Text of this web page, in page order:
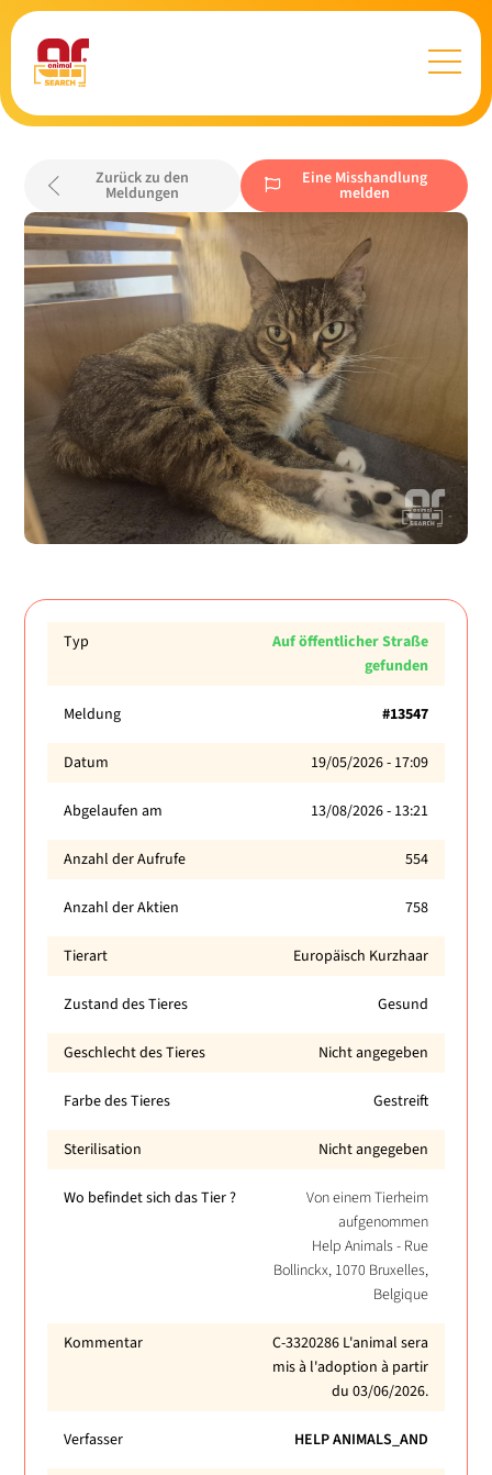
Zurück zu den
Meldungen
Eine Misshandlung
melden
Typ
Auf öffentlicher Straße
gefunden
Meldung #13547
Datum 19/05/2026 - 17:09
Abgelaufen am 13/08/2026 - 13:21
Anzahl der Aufrufe 554
Anzahl der Aktien 758
Tierart Europäisch Kurzhaar
Zustand des Tieres Gesund
Geschlecht des Tieres Nicht angegeben
Farbe des Tieres Gestreift
Sterilisation Nicht angegeben
Wo befindet sich das Tier ?
Von einem Tierheim
aufgenommen
Help Animals - Rue
Bollinckx, 1070 Bruxelles,
Belgique
Kommentar
C-3320286 L'animal sera
mis à l'adoption à partir
du 03/06/2026.
Verfasser HELP ANIMALS_AND